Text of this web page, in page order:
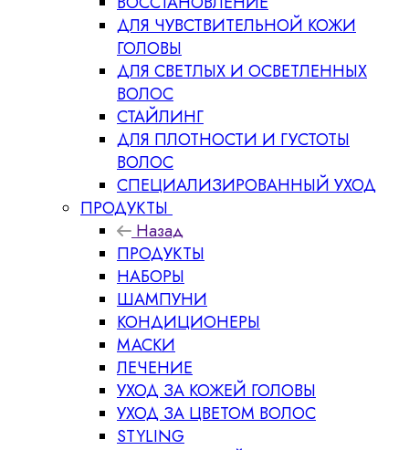
ДЛЯ ЧУВСТВИТЕЛЬНОЙ КОЖИ
ГОЛОВЫ
ДЛЯ СВЕТЛЫХ И ОСВЕТЛЕННЫХ
ВОЛОС
СТАЙЛИНГ
ДЛЯ ПЛОТНОСТИ И ГУСТОТЫ
ВОЛОС
СПЕЦИАЛИЗИРОВАННЫЙ УХОД
ПРОДУКТЫ
Назад
ПРОДУКТЫ
НАБОРЫ
ШАМПУНИ
КОНДИЦИОНЕРЫ
МАСКИ
ЛЕЧЕНИЕ
УХОД ЗА КОЖЕЙ ГОЛОВЫ
УХОД ЗА ЦВЕТОМ ВОЛОС
STYLING